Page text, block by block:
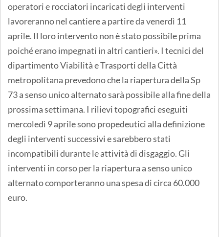
operatori e rocciatori incaricati degli interventi
lavoreranno nel cantiere a partire da venerdì 11
aprile. Il loro intervento non è stato possibile prima
poiché erano impegnati in altri cantieri». I tecnici del
dipartimento Viabilità e Trasporti della Città
metropolitana prevedono che la riapertura della Sp
73 a senso unico alternato sarà possibile alla fine della
prossima settimana. I rilievi topografici eseguiti
mercoledì 9 aprile sono propedeutici alla definizione
degli interventi successivi e sarebbero stati
incompatibili durante le attività di disgaggio. Gli
interventi in corso per la riapertura a senso unico
alternato comporteranno una spesa di circa 60.000
euro.